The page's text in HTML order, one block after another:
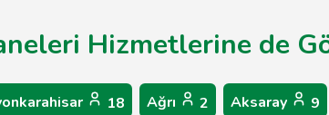
Hizmetlerine de
18 Ağrı 2 Aksaray 9